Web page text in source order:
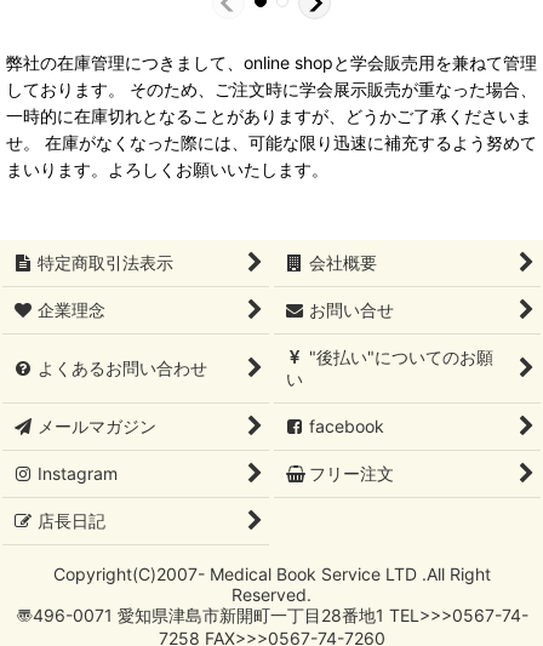
弊社の在庫管理につきまして、online shopと学会販売用を兼ねて管理
しております。 そのため、ご注文時に学会展示販売が重なった場合、
一時的に在庫切れとなることがありますが、どうかご了承くださいま
せ。 在庫がなくなった際には、可能な限り迅速に補充するよう努めて
まいります。よろしくお願いいたします。
特定商取引法表示 会社概要
企業理念 お問い合せ
よくあるお問い合わせ
"後払い"についてのお願
い
メールマガジン facebook
Instagram フリー注文
店長日記
Copyright(C)2007- Medical Book Service LTD .All Right
Reserved.
〠496-0071 愛知県津島市新開町一丁目28番地1 TEL>>>0567-74-
7258 FAX>>>0567-74-7260